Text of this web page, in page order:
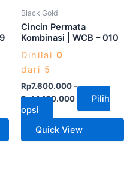
Black Gold
Cincin Permata
Kombinasi | WCB – 010
Dinilai 0
dari 5
Rp7.600.000–
Rp14.100.000
Pilih
opsi
di
Quick View